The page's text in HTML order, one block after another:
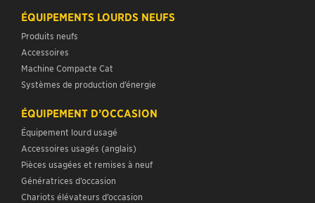
ÉQUIPEMENTS LOURDS NEUFS
Produits neufs
Accessoires
Machine Compacte Cat
Systèmes de production d’énergie
ÉQUIPEMENT D’OCCASION
Équipement lourd usagé
Accessoires usagés (anglais)
Pièces usagées et remises à neuf
Génératrices d’occasion
Chariots élévateurs d’occasion